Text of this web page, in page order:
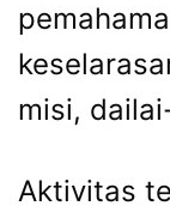
misi,
Aktivitas